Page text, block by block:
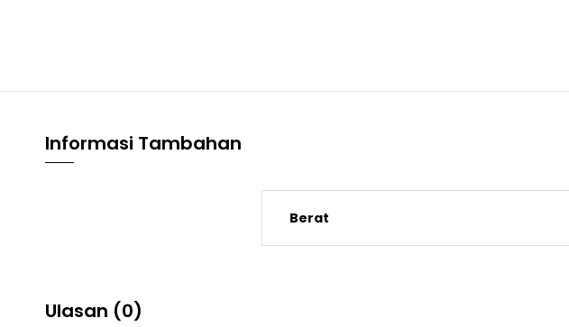
Informasi Tambahan
Berat
Ulasan (0)